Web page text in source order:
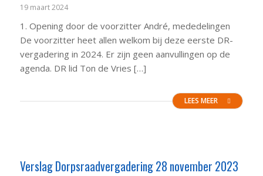
19 maart 2024
1. Opening door de voorzitter André, mededelingen
De voorzitter heet allen welkom bij deze eerste DR-
vergadering in 2024. Er zijn geen aanvullingen op de
agenda. DR lid Ton de Vries […]
LEES MEER
Verslag Dorpsraadvergadering 28 november 2023